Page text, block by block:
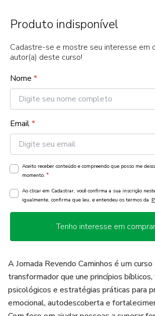
Produto indisponível
Cadastre-se e mostre seu interesse em
autor(a) deste curso!
Nome *
Email*
Aceito receber conteúdo e compreendo que posso me
momento. *
Ao clicar em Cadastrar, você confirma a sua inscrição
igualmente, confirma que leu, e entendeu os termos da
Tenho interesse em
A Jornada Revendo Caminhos é um
transformador que une princípios
psicológicos e estratégias práticas para
emocional, autodescoberta e